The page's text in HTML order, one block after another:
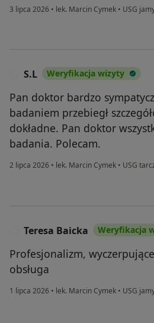
3 lipca 2026 • lek. Marcin Cymek • USG
S.L Weryfikacja wizyty
Pan doktor bardzo
badaniem przebiegł
dokładne. Pan doktor
badania. Polecam.
2 lipca 2026 • lek. Marcin Cymek • USG
Teresa Baicka Weryfikacja
Profesjonalizm,
obsługa
1 lipca 2026 • lek. Marcin Cymek • USG